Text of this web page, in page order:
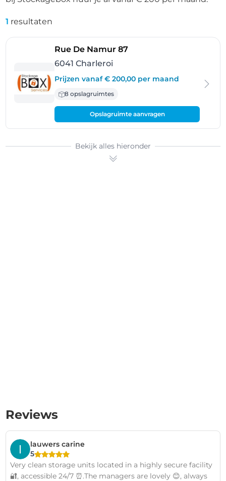
1 resultaten
Rue De Namur 87- Charleroi
6041 Charleroi
Prijzen vanaf € 200,00 per maand
8 opslagruimtes
Opslagruimte aanvragen
Bekijk alles hieronder
Reviews
lauwers carine
5
Very clean storage units located in a highly secure facility
🔐, accessible 24/7 ⏰.The managers are lovely 😊, always